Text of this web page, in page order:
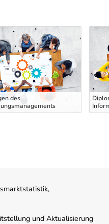
des
und Aktualisierung